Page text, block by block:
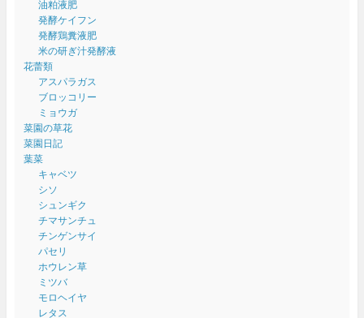
油粕液肥
発酵ケイフン
発酵鶏糞液肥
米の研ぎ汁発酵液
花蕾類
アスパラガス
ブロッコリー
ミョウガ
菜園の草花
菜園日記
葉菜
キャベツ
シソ
シュンギク
チマサンチュ
チンゲンサイ
パセリ
ホウレン草
ミツバ
モロヘイヤ
レタス